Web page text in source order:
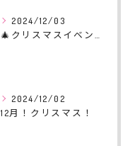
2024/12/03
🎄クリスマスイベントのご案内🎄
2024/12/02
12月！クリスマス！